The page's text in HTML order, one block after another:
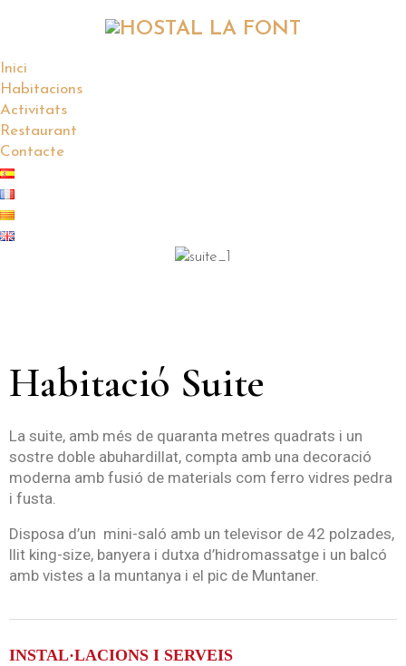
Inici
Habitacions
Activitats
Restaurant
Contacte
Habitació Suite
La suite, amb més de quaranta metres quadrats i un
sostre doble abuhardillat, compta amb una decoració
moderna amb fusió de materials com ferro vidres pedra
i fusta.
Disposa d’un mini-saló amb un televisor de 42 polzades,
llit king-size, banyera i dutxa d’hidromassatge i un balcó
amb vistes a la muntanya i el pic de Muntaner.
INSTAL·LACIONS I SERVEIS